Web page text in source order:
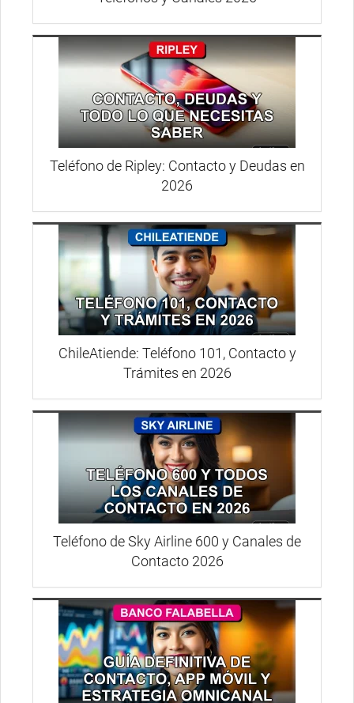
Teléfono de Ripley: Contacto y Deudas en
2026
ChileAtiende: Teléfono 101, Contacto y
Trámites en 2026
Teléfono de Sky Airline 600 y Canales de
Contacto 2026